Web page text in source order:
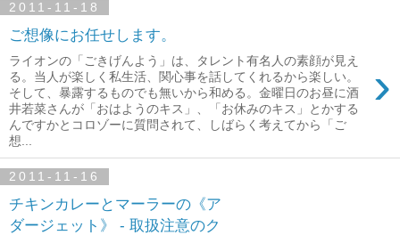
2011-11-18
ご想像にお任せします。
›
ライオンの「ごきげんよう」は、タレント有名人の素顔が見え
る。当人が楽しく私生活、関心事を話してくれるから楽しい。
そして、暴露するものでも無いから和める。金曜日のお昼に酒
井若菜さんが「おはようのキス」、「お休みのキス」とかする
んですかとコロゾーに質問されて、しばらく考えてから「ご
想...
2011-11-16
チキンカレーとマーラーの《ア
ダージェット》 - 取扱注意のク